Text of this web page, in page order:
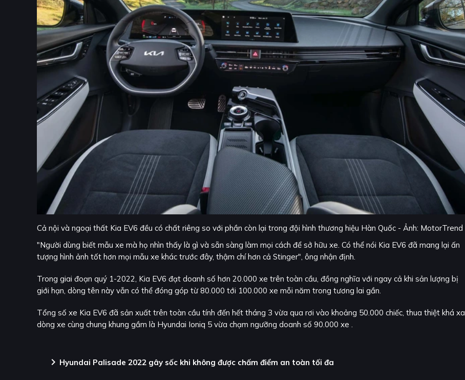
Cả nội và ngoại thất Kia EV6 đều có chất riêng so với phần còn lại trong đội hình thương hiệu Hàn Quốc - Ảnh: MotorTrend
"Người dùng biết mẫu xe mà họ nhìn thấy là gì và sẵn sàng làm mọi cách để sở hữu xe. Có thể nói Kia EV6 đã mang lại ấn
tượng hình ảnh tốt hơn mọi mẫu xe khác trước đây, thậm chí hơn cả Stinger", ông nhận định.
Trong giai đoạn quý 1-2022, Kia EV6 đạt doanh số hơn 20.000 xe trên toàn cầu, đồng nghĩa với ngay cả khi sản lượng bị
giới hạn, dòng tên này vẫn có thể đóng góp từ 80.000 tới 100.000 xe mỗi năm trong tương lai gần.
Tổng số xe Kia EV6 đã sản xuất trên toàn cầu tính đến hết tháng 3 vừa qua rơi vào khoảng 50.000 chiếc, thua thiệt khá xa
dòng xe cùng chung khung gầm là Hyundai Ioniq 5 vừa chạm ngưỡng doanh số 90.000 xe .
chevron_right Hyundai Palisade 2022 gây sốc khi không được chấm điểm an toàn tối đa